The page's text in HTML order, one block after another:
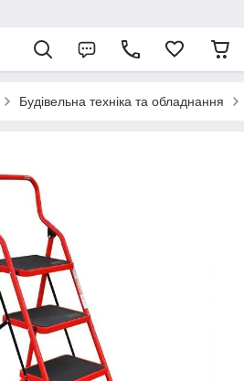
Будівельна техніка та обладнання